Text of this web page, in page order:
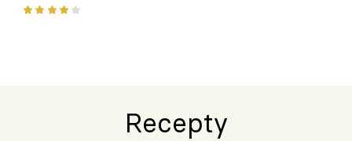
ovocem podle Bread Society
Recepty